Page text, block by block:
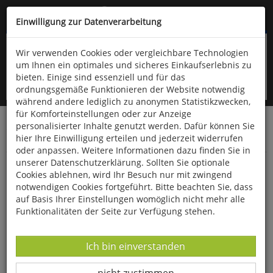
Kompletten Head der Seite überspringen
oder (06766) 9323-960
Startseite Bücher Downloads
Zeitschriften
Der Falke
Ornithologie aktuell August
Einwilligung zur Datenverarbeitung
Wir verwenden Cookies oder vergleichbare Technologien
um Ihnen ein optimales und sicheres Einkaufserlebnis zu
bieten. Einige sind essenziell und für das
ordnungsgemäße Funktionieren der Website notwendig
während andere lediglich zu anonymen Statistikzwecken,
für Komforteinstellungen oder zur Anzeige
personalisierter Inhalte genutzt werden. Dafür können Sie
hier Ihre Einwilligung erteilen und jederzeit widerrufen
oder anpassen. Weitere Informationen dazu finden Sie in
unserer Datenschutzerklärung. Sollten Sie optionale
Cookies ablehnen, wird Ihr Besuch nur mit zwingend
notwendigen Cookies fortgeführt. Bitte beachten Sie, dass
auf Basis Ihrer Einstellungen womöglich nicht mehr alle
Funktionalitäten der Seite zur Verfügung stehen.
Datenverarbeitung -
Ich bin einverstanden